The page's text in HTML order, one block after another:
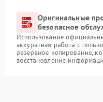
Оригинальные
безопасное
Использование
аккуратная работа с
резервное копирование,
восстановление